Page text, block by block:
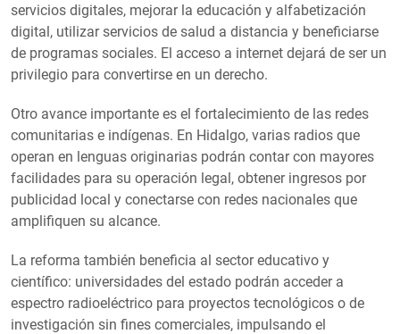
servicios digitales, mejorar la educación y alfabetización
digital, utilizar servicios de salud a distancia y beneficiarse
de programas sociales. El acceso a internet dejará de ser un
privilegio para convertirse en un derecho.
Otro avance importante es el fortalecimiento de las redes
comunitarias e indígenas. En Hidalgo, varias radios que
operan en lenguas originarias podrán contar con mayores
facilidades para su operación legal, obtener ingresos por
publicidad local y conectarse con redes nacionales que
amplifiquen su alcance.
La reforma también beneficia al sector educativo y
científico: universidades del estado podrán acceder a
espectro radioeléctrico para proyectos tecnológicos o de
investigación sin fines comerciales, impulsando el